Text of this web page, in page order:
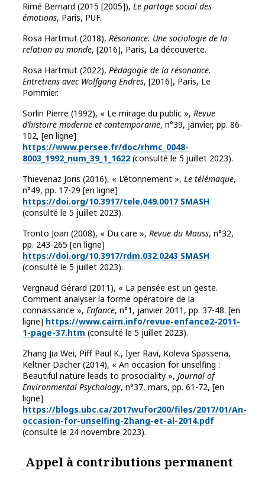
Rimé Bernard (2015 [2005]), Le partage social des
émotions, Paris, PUF.
Rosa Hartmut (2018), Résonance. Une sociologie de la
relation au monde, [2016], Paris, La découverte.
Rosa Hartmut (2022), Pédagogie de la résonance.
Entretiens avec Wolfgang Endres, [2016], Paris, Le
Pommier.
Sorlin Pierre (1992), « Le mirage du public », Revue
d’histoire moderne et contemporaine, n°39, janvier, pp. 86-
102, [en ligne]
https://www.persee.fr/doc/rhmc_0048-
8003_1992_num_39_1_1622 (consulté le 5 juillet 2023).
Thievenaz Joris (2016), « L’étonnement », Le télémaque,
n°49, pp. 17-29 [en ligne]
https://doi.org/10.3917/tele.049.0017 SMASH
(consulté le 5 juillet 2023).
Tronto Joan (2008), « Du care », Revue du Mauss, n°32,
pp. 243-265 [en ligne]
https://doi.org/10.3917/rdm.032.0243 SMASH
(consulté le 5 juillet 2023).
Vergnaud Gérard (2011), « La pensée est un geste.
Comment analyser la forme opératoire de la
connaissance », Enfance, n°1, janvier 2011, pp. 37-48. [en
ligne] https://www.cairn.info/revue-enfance2-2011-
1-page-37.htm (consulté le 5 juillet 2023).
Zhang Jia Wei, Piff Paul K., Iyer Ravi, Koleva Spassena,
Keltner Dacher (2014), « An occasion for unselfing :
Beautiful nature leads to prosociality », Journal of
Environmental Psychology, n°37, mars, pp. 61-72, [en
ligne]
https://blogs.ubc.ca/2017wufor200/files/2017/01/An-
occasion-for-unselfing-Zhang-et-al-2014.pdf
(consulté le 24 novembre 2023).
Appel à contributions permanent